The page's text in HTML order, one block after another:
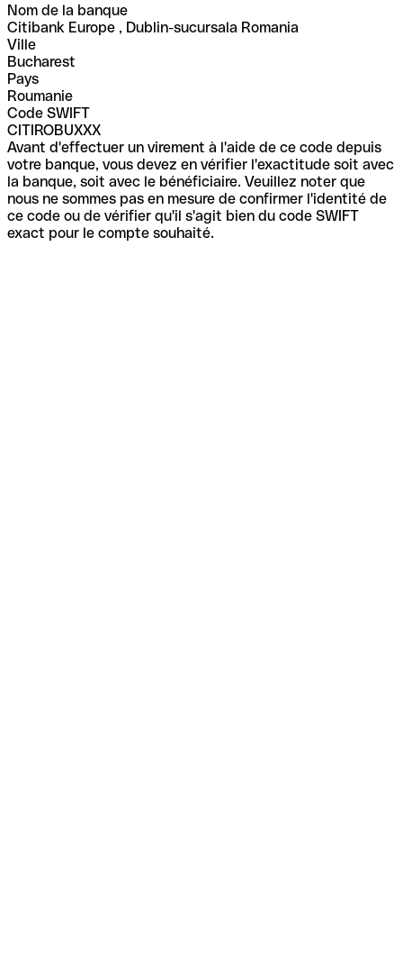
Nom de la banque
Citibank Europe , Dublin-sucursala Romania
Ville
Bucharest
Pays
Roumanie
Code SWIFT
CITIROBUXXX
Avant d'effectuer un virement à l'aide de ce code depuis
votre banque, vous devez en vérifier l'exactitude soit avec
la banque, soit avec le bénéficiaire. Veuillez noter que
nous ne sommes pas en mesure de confirmer l'identité de
ce code ou de vérifier qu'il s'agit bien du code SWIFT
exact pour le compte souhaité.